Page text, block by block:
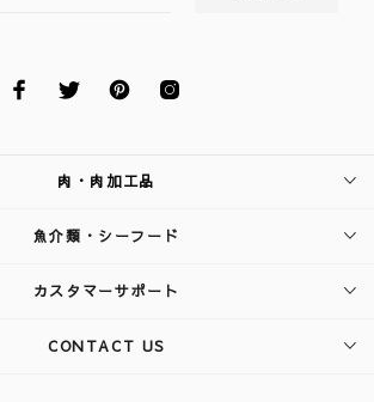
肉・肉加工品
魚介類・シーフード
カスタマーサポート
CONTACT US